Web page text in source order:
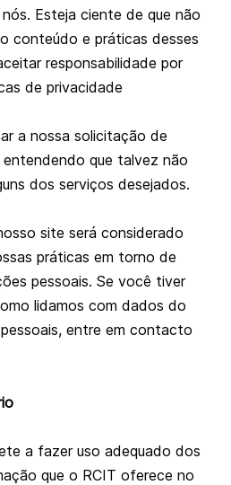
Esteja ciente de que não
conteúdo e práticas desses
responsabilidade por
de privacidade
a nossa solicitação de
que talvez não
dos serviços desejados.
site será considerado
práticas em torno de
pessoais. Se você tiver
lidamos com dados do
entre em contacto
a fazer uso adequado dos
que o RCIT oferece no